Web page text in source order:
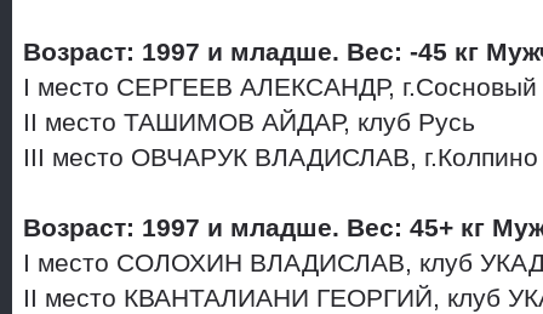
Возраст: 1997 и младше. Вес: -45 кг
I место СЕРГЕЕВ АЛЕКСАНДР,
II место ТАШИМОВ АЙДАР, клуб Русь
III место ОВЧАРУК ВЛАДИСЛАВ,
Возраст: 1997 и младше. Вес: 45+ кг
I место СОЛОХИН ВЛАДИСЛАВ, клуб
II место КВАНТАЛИАНИ ГЕОРГИЙ, клуб